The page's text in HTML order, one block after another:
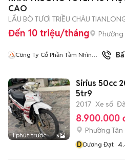
CAO
LẨU BÒ TƯƠI TRIỀU CHÂU
Đến 10 triệu/tháng Phường
Công Ty Cổ Phần Tầm Nhìn
1đã
1 phút trước 5
Sirius 50cc
5tr9
2017 Xe số
8.900.000
Phường
DDương Đạt